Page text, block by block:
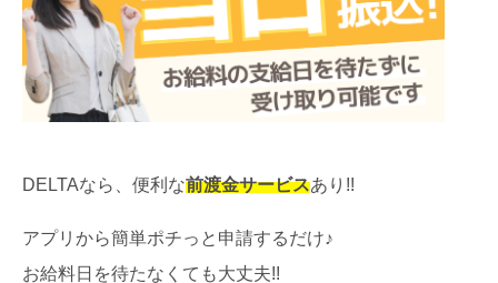
DELTAなら、便利な前渡金サービスあり!!
アプリから簡単ポチっと申請するだけ♪
お給料日を待たなくても大丈夫!!